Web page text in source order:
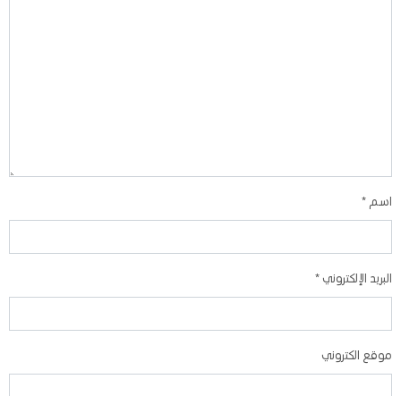
اسم *
البريد الإلكتروني *
موقع الكتروني